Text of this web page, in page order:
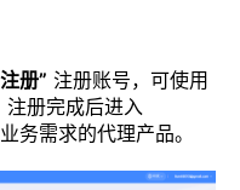
册” 注册账号，可使用
册完成后进入
务需求的代理产品。